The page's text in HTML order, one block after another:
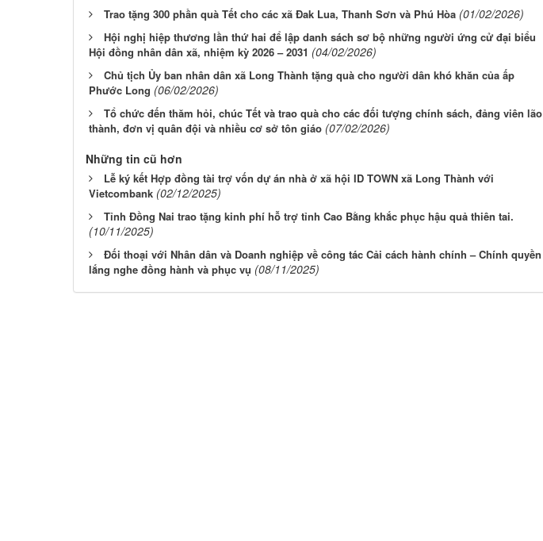
Trao tặng 300 phần quà Tết cho các xã Đak Lua, Thanh Sơn và Phú Hòa (01/02/2026)
Hội nghị hiệp thương lần thứ hai để lập danh sách sơ bộ những người ứng cử đại biểu
Hội đồng nhân dân xã, nhiệm kỳ 2026 – 2031 (04/02/2026)
Chủ tịch Ủy ban nhân dân xã Long Thành tặng quà cho người dân khó khăn của ấp
Phước Long (06/02/2026)
Tổ chức đến thăm hỏi, chúc Tết và trao quà cho các đối tượng chính sách, đảng viên lão
thành, đơn vị quân đội và nhiều cơ sở tôn giáo (07/02/2026)
Những tin cũ hơn
Lễ ký kết Hợp đồng tài trợ vốn dự án nhà ở xã hội ID TOWN xã Long Thành với
Vietcombank (02/12/2025)
Tỉnh Đồng Nai trao tặng kinh phí hỗ trợ tỉnh Cao Bằng khắc phục hậu quả thiên tai.
(10/11/2025)
Đối thoại với Nhân dân và Doanh nghiệp về công tác Cải cách hành chính – Chính quyền
lắng nghe đồng hành và phục vụ (08/11/2025)